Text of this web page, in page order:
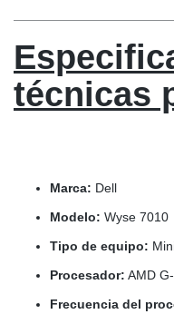
técnicas
Marca: Dell
Modelo: Wyse 7010
Tipo de equipo:
Procesador: AMD
Frecuencia del